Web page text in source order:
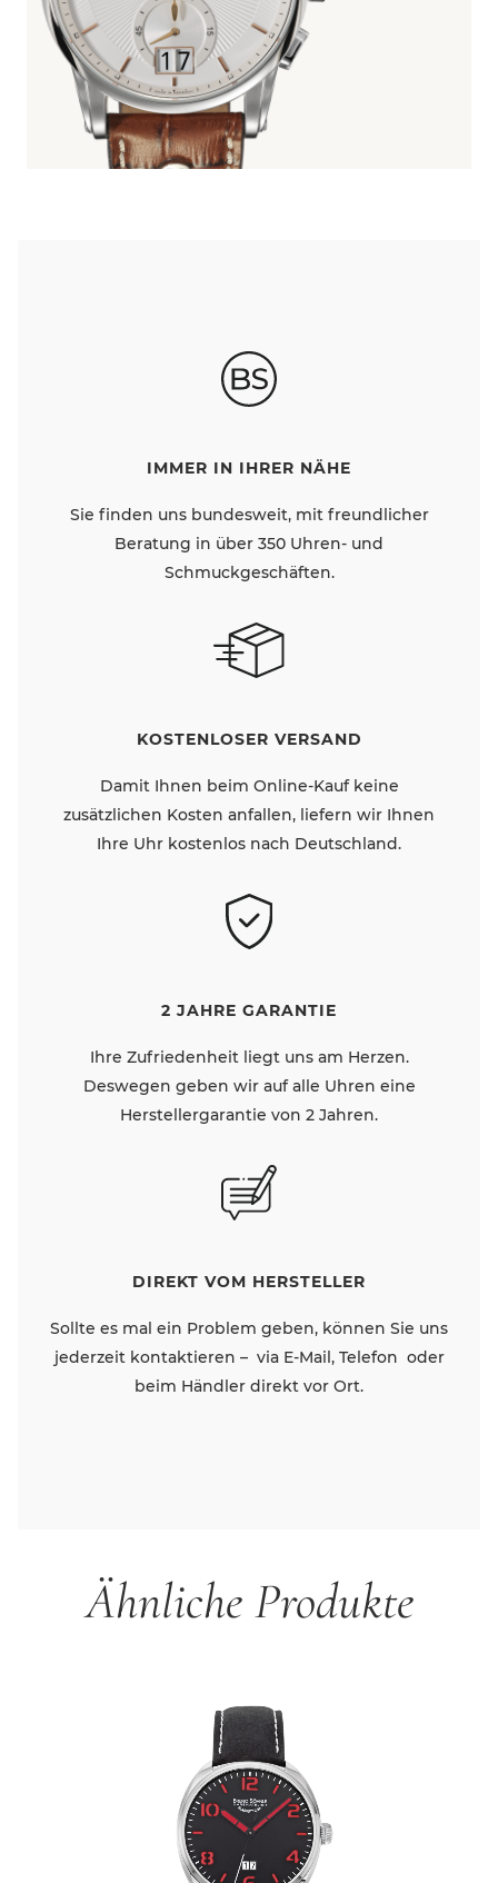
IMMER IN IHRER NÄHE
Sie finden uns bundesweit, mit freundlicher
Beratung in über 350 Uhren- und
Schmuckgeschäften.
KOSTENLOSER VERSAND
Damit Ihnen beim Online-Kauf keine
zusätzlichen Kosten anfallen, liefern wir Ihnen
Ihre Uhr kostenlos nach Deutschland.
2 JAHRE GARANTIE
Ihre Zufriedenheit liegt uns am Herzen.
Deswegen geben wir auf alle Uhren eine
Herstellergarantie von 2 Jahren.
DIREKT VOM HERSTELLER
Sollte es mal ein Problem geben, können Sie uns
jederzeit kontaktieren – via E-Mail, Telefon oder
beim Händler direkt vor Ort.
Ähnliche Produkte